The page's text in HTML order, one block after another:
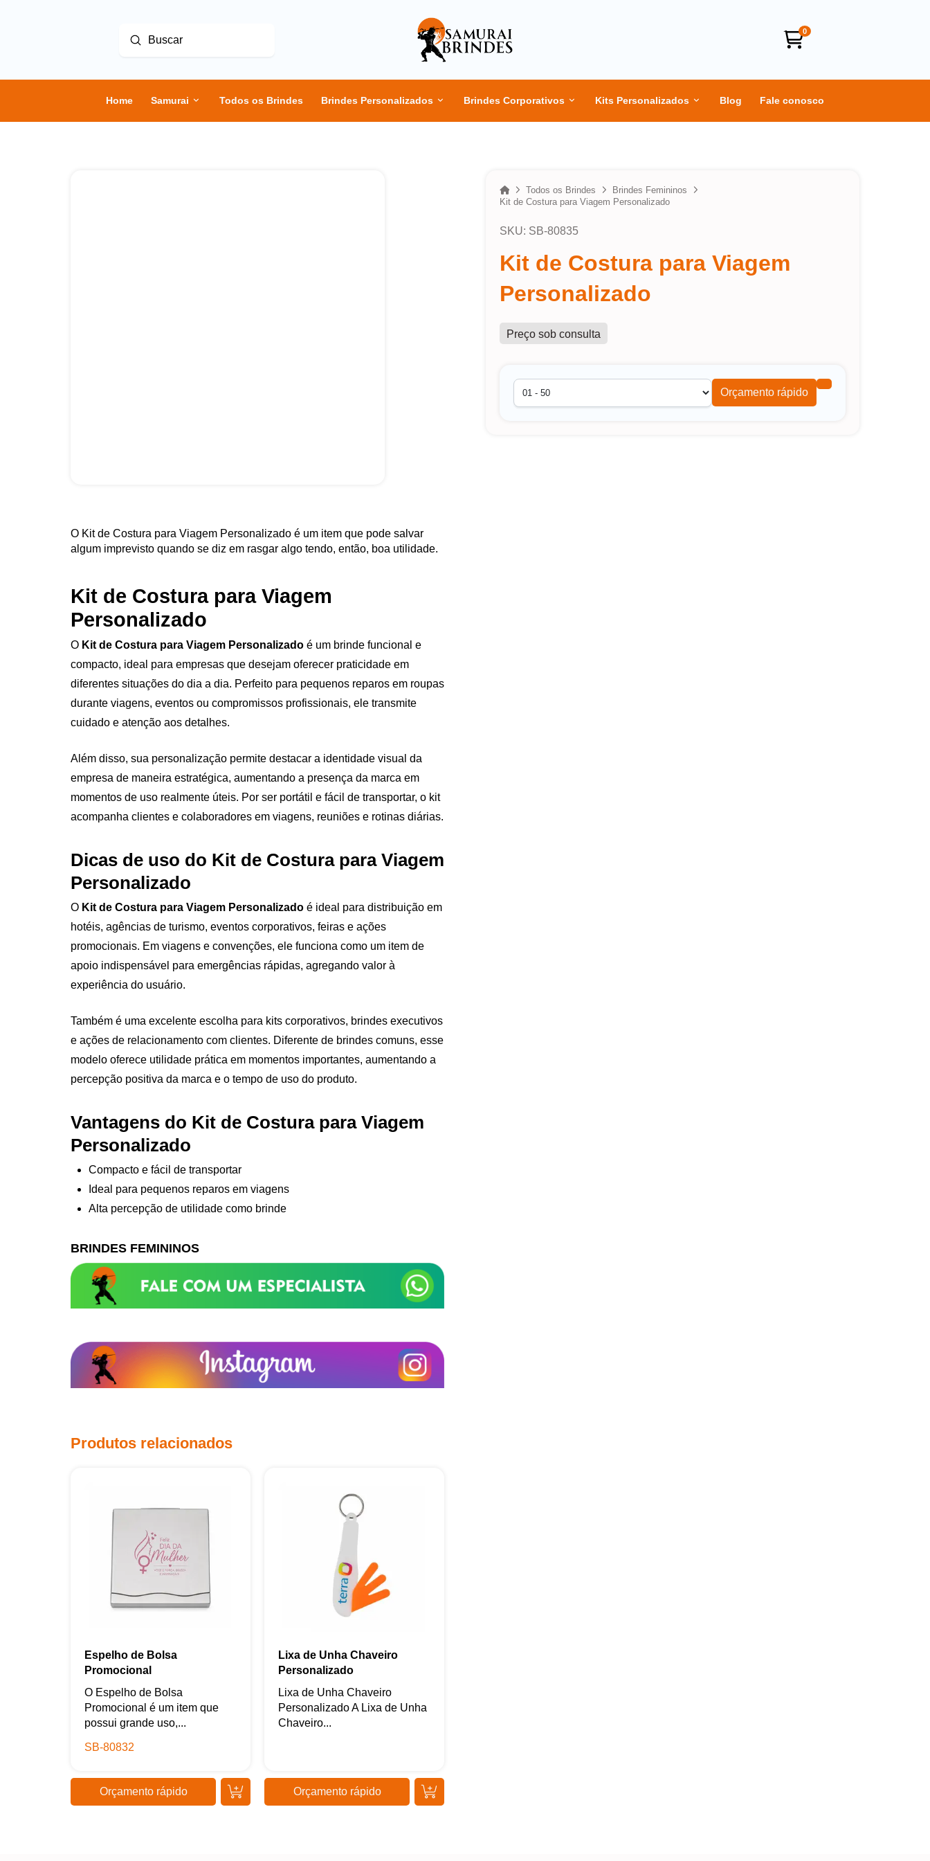
Buscar
Enviar
0
Home Samurai Todos os Brindes Brindes Personalizados Brindes Corporativos Kits Personalizados Blog Fale conosco
HomeTodos os Brindes
Brindes Femininos
Kit de Costura para Viagem Personalizado
SKU: SB-80835
Kit de Costura para Viagem
Personalizado
Preço sob consulta
Orçamento rápido
O Kit de Costura para Viagem Personalizado é um item que pode salvar
algum imprevisto quando se diz em rasgar algo tendo, então, boa utilidade.
Kit de Costura para Viagem
Personalizado
O Kit de Costura para Viagem Personalizado é um brinde funcional e
compacto, ideal para empresas que desejam oferecer praticidade em
diferentes situações do dia a dia. Perfeito para pequenos reparos em roupas
durante viagens, eventos ou compromissos profissionais, ele transmite
cuidado e atenção aos detalhes.
Além disso, sua personalização permite destacar a identidade visual da
empresa de maneira estratégica, aumentando a presença da marca em
momentos de uso realmente úteis. Por ser portátil e fácil de transportar, o kit
acompanha clientes e colaboradores em viagens, reuniões e rotinas diárias.
Dicas de uso do Kit de Costura para Viagem
Personalizado
O Kit de Costura para Viagem Personalizado é ideal para distribuição em
hotéis, agências de turismo, eventos corporativos, feiras e ações
promocionais. Em viagens e convenções, ele funciona como um item de
apoio indispensável para emergências rápidas, agregando valor à
experiência do usuário.
Também é uma excelente escolha para kits corporativos, brindes executivos
e ações de relacionamento com clientes. Diferente de brindes comuns, esse
modelo oferece utilidade prática em momentos importantes, aumentando a
percepção positiva da marca e o tempo de uso do produto.
Vantagens do Kit de Costura para Viagem
Personalizado
Compacto e fácil de transportar
Ideal para pequenos reparos em viagens
Alta percepção de utilidade como brinde
BRINDES FEMININOS
Produtos relacionados
Espelho de Bolsa
Promocional
O Espelho de Bolsa
Promocional é um item que
possui grande uso,...
SB-80832
Orçamento rápido
Lixa de Unha Chaveiro
Personalizado
Lixa de Unha Chaveiro
Personalizado A Lixa de Unha
Chaveiro...
Orçamento rápido
Eu concordo em receber comunicações.
A nossa empresa está comprometida a proteger e respeitar sua
privacidade, utilizaremos seus dados apenas para fins de